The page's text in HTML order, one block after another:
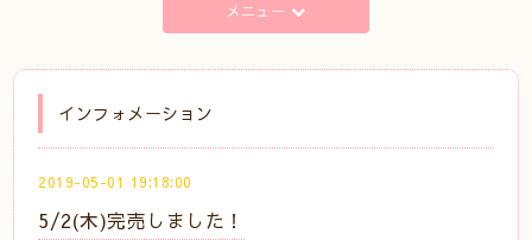
メニュー
インフォメーション
2019-05-01 19:18:00
5/2(木)完売しました！